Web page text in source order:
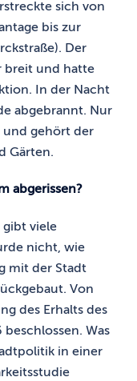
sich von
bis zur
Der
breit und hatte
In der Nacht
abgebrannt. Nur
und gehört der
Gärten.
abgerissen?
gibt viele
nicht, wie
mit der Stadt
Von
des Erhalts des
Was
in einer